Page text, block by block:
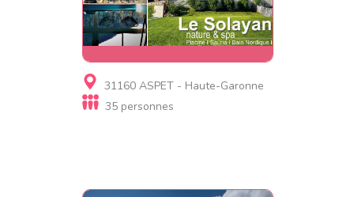
Gite, Gite de luxe
Le Solayan Nature & Spa
31160 ASPET - Haute-Garonne
35 personnes